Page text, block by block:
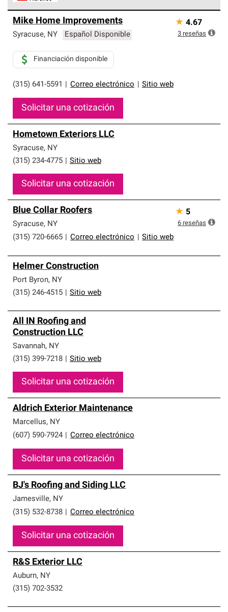
parte de una red exclusiva de profesionales de techos
que cumplen con altos estándares y requisitos estrictos
Mike Home Improvements
Syracuse, NY Español Disponible
(315) 641-5591 Correo electrónico Sitio web
Financiación disponible
Solicitar una cotización
★ 4.67
3 reseñas
Hometown Exteriors LLC
Syracuse, NY
(315) 234-4775
Sitio web
Solicitar una cotización
Blue Collar Roofers
Syracuse, NY
(315) 720-6665
Correo electrónico Sitio web
★ 5
6 reseñas
Helmer Construction
Port Byron, NY
(315) 246-4515
Sitio web
All IN Roofing and
Construction LLC
Savannah, NY
(315) 399-7218
Sitio web
Solicitar una cotización
Aldrich Exterior Maintenance
Marcellus, NY
(607) 590-7924
Correo electrónico
Solicitar una cotización
BJ's Roofing and Siding LLC
Jamesville, NY
(315) 532-8738
Correo electrónico
Solicitar una cotización
R&S Exterior LLC
Auburn, NY
(315) 702-3532